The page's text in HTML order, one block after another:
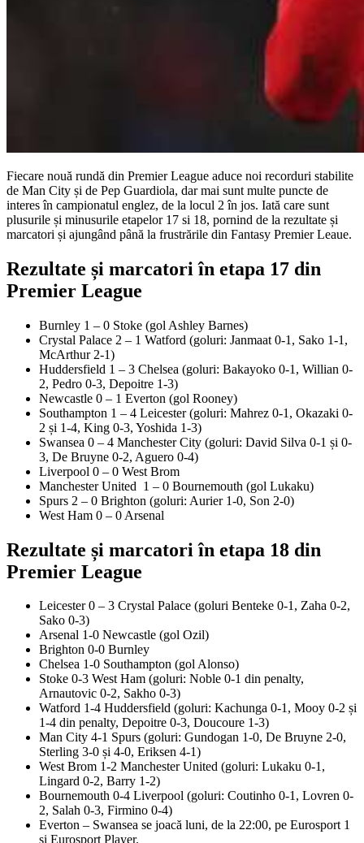
Fiecare nouă rundă din Premier League aduce noi recorduri stabilite
de Man City și de Pep Guardiola, dar mai sunt multe puncte de
interes în campionatul englez, de la locul 2 în jos. Iată care sunt
plusurile și minusurile etapelor 17 si 18, pornind de la rezultate și
marcatori și ajungând până la frustrările din Fantasy Premier Leaue.
Rezultate și marcatori în etapa 17 din
Premier League
Burnley 1 – 0 Stoke (gol Ashley Barnes)
Crystal Palace 2 – 1 Watford (goluri: Janmaat 0-1, Sako 1-1,
McArthur 2-1)
Huddersfield 1 – 3 Chelsea (goluri: Bakayoko 0-1, Willian 0-
2, Pedro 0-3, Depoitre 1-3)
Newcastle 0 – 1 Everton (gol Rooney)
Southampton 1 – 4 Leicester (goluri: Mahrez 0-1, Okazaki 0-
2 și 1-4, King 0-3, Yoshida 1-3)
Swansea 0 – 4 Manchester City (goluri: David Silva 0-1 și 0-
3, De Bruyne 0-2, Aguero 0-4)
Liverpool 0 – 0 West Brom
Manchester United 1 – 0 Bournemouth (gol Lukaku)
Spurs 2 – 0 Brighton (goluri: Aurier 1-0, Son 2-0)
West Ham 0 – 0 Arsenal
Rezultate și marcatori în etapa 18 din
Premier League
Leicester 0 – 3 Crystal Palace (goluri Benteke 0-1, Zaha 0-2,
Sako 0-3)
Arsenal 1-0 Newcastle (gol Ozil)
Brighton 0-0 Burnley
Chelsea 1-0 Southampton (gol Alonso)
Stoke 0-3 West Ham (goluri: Noble 0-1 din penalty,
Arnautovic 0-2, Sakho 0-3)
Watford 1-4 Huddersfield (goluri: Kachunga 0-1, Mooy 0-2 și
1-4 din penalty, Depoitre 0-3, Doucoure 1-3)
Man City 4-1 Spurs (goluri: Gundogan 1-0, De Bruyne 2-0,
Sterling 3-0 și 4-0, Eriksen 4-1)
West Brom 1-2 Manchester United (goluri: Lukaku 0-1,
Lingard 0-2, Barry 1-2)
Bournemouth 0-4 Liverpool (goluri: Coutinho 0-1, Lovren 0-
2, Salah 0-3, Firmino 0-4)
Everton – Swansea se joacă luni, de la 22:00, pe Eurosport 1
și Eurosport Player.